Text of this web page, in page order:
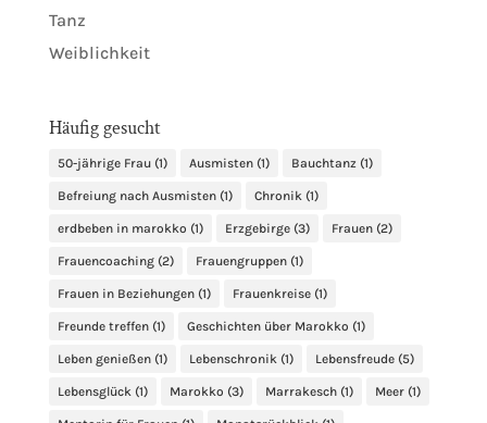
Tanz
Weiblichkeit
Häufig gesucht
50-jährige Frau(1) Ausmisten(1) Bauchtanz(1)
Befreiung nach Ausmisten(1) Chronik(1)
erdbeben in marokko (1) Erzgebirge(3) Frauen(2)
Frauencoaching(2) Frauengruppen(1)
Frauen in Beziehungen(1) Frauenkreise(1)
Freunde treffen(1) Geschichten über Marokko (1)
Leben genießen(1) Lebenschronik(1) Lebensfreude(5)
Lebensglück(1) Marokko (3) Marrakesch(1) Meer(1)